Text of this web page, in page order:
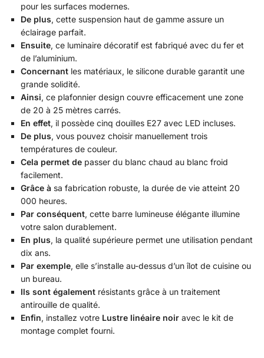
pour les surfaces modernes.
De plus, cette suspension haut de gamme assure un
éclairage parfait.
Ensuite, ce luminaire décoratif est fabriqué avec du fer et
de l’aluminium.
Concernant les matériaux, le silicone durable garantit une
grande solidité.
Ainsi, ce plafonnier design couvre efficacement une zone
de 20 à 25 mètres carrés.
En effet, il possède cinq douilles E27 avec LED incluses.
De plus, vous pouvez choisir manuellement trois
températures de couleur.
Cela permet de passer du blanc chaud au blanc froid
facilement.
Grâce à sa fabrication robuste, la durée de vie atteint 20
000 heures.
Par conséquent, cette barre lumineuse élégante illumine
votre salon durablement.
En plus, la qualité supérieure permet une utilisation pendant
dix ans.
Par exemple, elle s’installe au-dessus d’un îlot de cuisine ou
un bureau.
Ils sont également résistants grâce à un traitement
antirouille de qualité.
Enfin, installez votre Lustre linéaire noir avec le kit de
montage complet fourni.